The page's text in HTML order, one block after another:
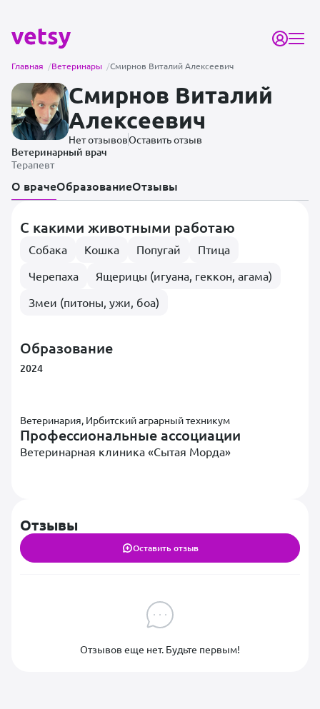
Главная /Ветеринары /Смирнов Виталий Алексеевич
Смирнов Виталий
Алексеевич
Нет отзывовОставить отзыв
Ветеринарный врач
Терапевт
О врачеОбразованиеОтзывы
С какими животными работаю
Собака Кошка Попугай
Птица
Черепаха
Ящерицы (игуана, геккон, агама)
Змеи (питоны, ужи, боа)
Образование
2024
Ветеринария, Ирбитский аграрный техникум
Профессиональные ассоциации
Ветеринарная клиника «Сытая Морда»
Отзывы
Оставить отзыв
Отзывов еще нет. Будьте первым!